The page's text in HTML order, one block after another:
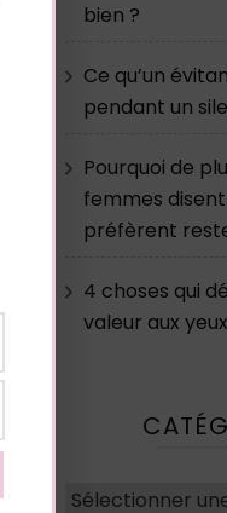
bien ?
Ce qu’un
pendant un
Pourquoi de
femmes disent
préfèrent
4 choses qui
valeur aux
Catégories